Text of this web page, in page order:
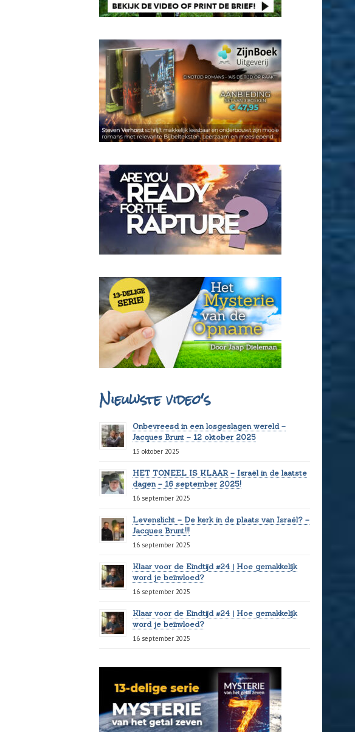
Nieuwste video's
Onbevreesd in een losgeslagen wereld –
Jacques Brunt – 12 oktober 2025
15 oktober 2025
HET TONEEL IS KLAAR – Israël in de laatste
dagen – 16 september 2025!
16 september 2025
Levenslicht – De kerk in de plaats van Israël? –
Jacques Brunt!!!
16 september 2025
Klaar voor de Eindtijd #24 | Hoe gemakkelijk
word je beïnvloed?
16 september 2025
Klaar voor de Eindtijd #24 | Hoe gemakkelijk
word je beïnvloed?
16 september 2025